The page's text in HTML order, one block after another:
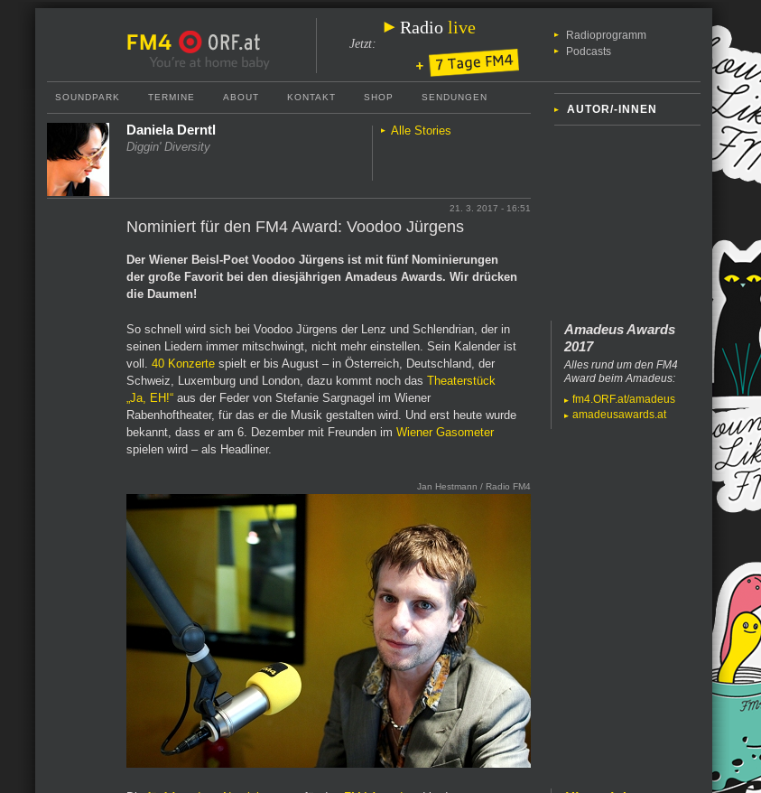
Radio live
Jetzt:
Radioprogramm
Podcasts
AUTOR/-INNEN
SOUNDPARK TERMINE ABOUT KONTAKT SHOP SENDUNGEN
Daniela Derntl
Diggin' Diversity
Alle Stories
21. 3. 2017 - 16:51
Nominiert für den FM4 Award: Voodoo Jürgens
Der Wiener Beisl-Poet Voodoo Jürgens ist mit fünf Nominierungen
der große Favorit bei den diesjährigen Amadeus Awards. Wir drücken
die Daumen!
Amadeus Awards
2017
Alles rund um den FM4
Award beim Amadeus:
fm4.ORF.at/amadeus
amadeusawards.at
So schnell wird sich bei Voodoo Jürgens der Lenz und Schlendrian, der in
seinen Liedern immer mitschwingt, nicht mehr einstellen. Sein Kalender ist
voll. 40 Konzerte spielt er bis August – in Österreich, Deutschland, der
Schweiz, Luxemburg und London, dazu kommt noch das Theaterstück
„Ja, EH!“ aus der Feder von Stefanie Sargnagel im Wiener
Rabenhoftheater, für das er die Musik gestalten wird. Und erst heute wurde
bekannt, dass er am 6. Dezember mit Freunden im Wiener Gasometer
spielen wird – als Headliner.
Jan Hestmann / Radio FM4